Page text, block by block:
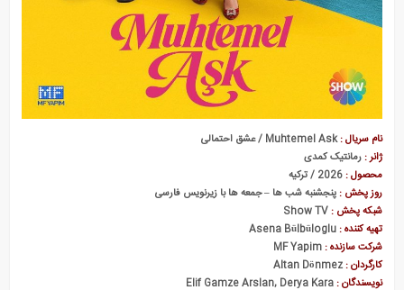
بی سرپرست ها
نام سریال :Muhtemel Ask / عشق احتمالی
ژانر :رمانتیک کمدی
محصول :2026 / ترکیه
روز پخش :پنجشنبه شب ها – جمعه ها با زیرنویس فارسی
شبکه پخش :Show TV
تهیه کننده :Asena Bülbüloglu
شرکت سازنده :MF Yapim
کارگردان :Altan Dönmez
نویسندگان :Elif Gamze Arslan, Derya Kara